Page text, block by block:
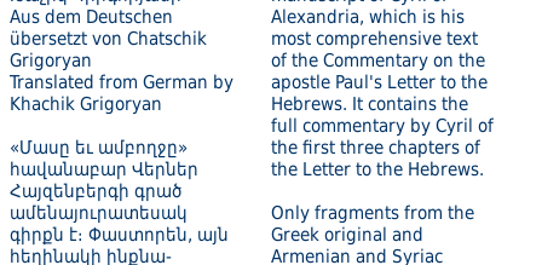
Aus dem Deutschen
übersetzt von Chatschik
Grigoryan
Translated from German by
Khachik Grigoryan
«Մասը եւ ամբողջը»
հավանաբար Վերներ
Հայզենբերգի գրած
ամենայուրատեսակ
գիրքն է։ Փաստորեն, այն
հեղինակի ինքնա­
Alexandria, which is his
most comprehensive text
of the Commentary on the
apostle Paul's Letter to the
Hebrews. It contains the
full commentary by Cyril of
the first three chapters of
the Letter to the Hebrews.
Only fragments from the
Greek original and
Armenian and Syriac